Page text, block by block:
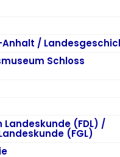
/
Schloss
(FDL) /
(FGL)